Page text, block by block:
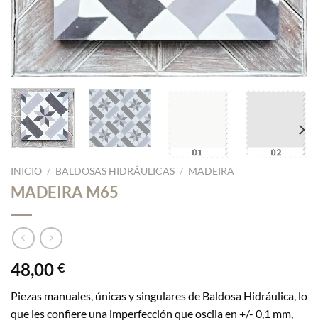
INICIO / BALDOSAS HIDRÁULICAS / MADEIRA
MADEIRA M65
48,00 €
Piezas manuales, únicas y singulares de Baldosa Hidráulica, lo
que les confiere una imperfección que oscila en +/- 0,1 mm,